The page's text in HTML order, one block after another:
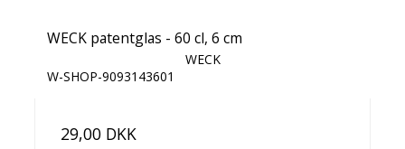
WECK patentglas - 60 cl, 6 cm
WECK
W-SHOP-9093143601
29,00 DKK